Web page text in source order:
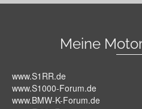
Meine
www.S1RR.de
www.S1000-Forum.de
www.BMW-K-Forum.de